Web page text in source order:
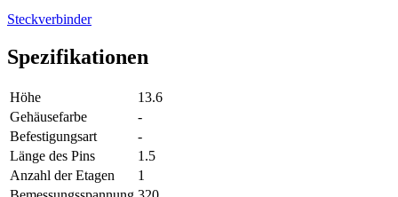
Steckverbinder
Spezifikationen
Höhe
13.6
Gehäusefarbe
-
Befestigungsart
-
Länge des Pins
1.5
Anzahl der Etagen
1